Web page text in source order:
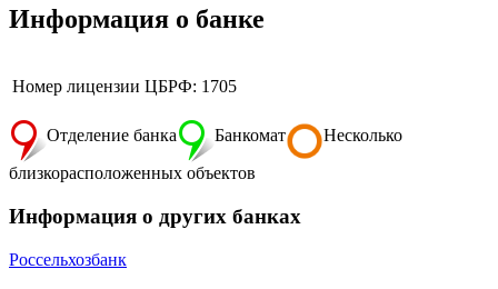
Информация о банке
Номер лицензии ЦБРФ: 1705
Отделение банка Банкомат Несколько
близкорасположенных объектов
Информация о других банках
Россельхозбанк